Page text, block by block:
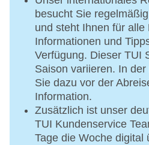
besucht Sie
und steht Ihnen für alle
Informationen und
Verfügung. Dieser TUI
Saison variieren. In
Sie dazu vor der
Information.
Zusätzlich ist unser
TUI Kundenservice
Tage die Woche digital